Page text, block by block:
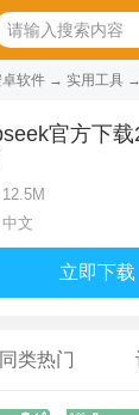
软件 → 实用工具
官方下
12.5M
文
立即下载
同类热门